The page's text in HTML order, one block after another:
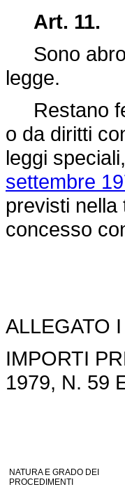
Art. 11.
Sono
legge.
Restano
o da diritti
leggi
settembre
previsti nella
concesso
ALLEGATO I
IMPORTI
1979, N. 59
NATURA E GRADO DEI
PROCEDIMENTI